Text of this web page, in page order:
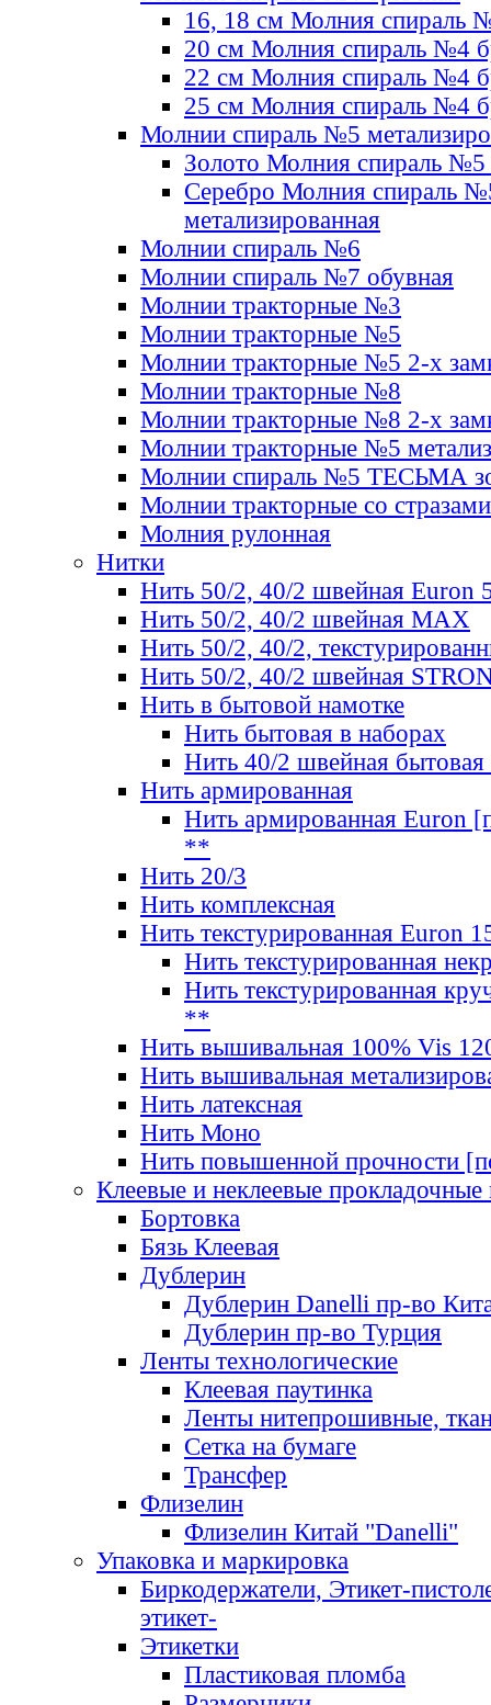
16, 18 см Молния спираль
20 см Молния спираль №4
22 см Молния спираль №4
25 см Молния спираль №4
Молнии спираль №5
Золото Молния спираль №5
Серебро Молния спираль
метализированная
Молнии спираль №6
Молнии спираль №7 обувная
Молнии тракторные №3
Молнии тракторные №5
Молнии тракторные №5 2-х
Молнии тракторные №8
Молнии тракторные №8 2-х
Молнии тракторные №5
Молнии спираль №5 ТЕСЬМА
Молнии тракторные со стразами
Молния рулонная
Нитки
Нить 50/2, 40/2 швейная Euron
Нить 50/2, 40/2 швейная МАХ
Нить 50/2, 40/2,
Нить 50/2, 40/2 швейная
Нить в бытовой намотке
Нить бытовая в наборах
Нить 40/2 швейная бытовая
Нить армированная
Нить армированная Euron
**
Нить 20/3
Нить комплексная
Нить текстурированная Euron
Нить текстурированная
Нить текстурированная
**
Нить вышивальная 100% Vis
Нить вышивальная
Нить латексная
Нить Моно
Нить повышенной прочности
Клеевые и неклеевые прокладочные
Бортовка
Бязь Клеевая
Дублерин
Дублерин Danelli пр-во
Дублерин пр-во Турция
Ленты технологические
Клеевая паутинка
Ленты нитепрошивные,
Сетка на бумаге
Трансфер
Флизелин
Флизелин Китай "Danelli"
Упаковка и маркировка
Биркодержатели, Этикет-
этикет-
Этикетки
Пластиковая пломба